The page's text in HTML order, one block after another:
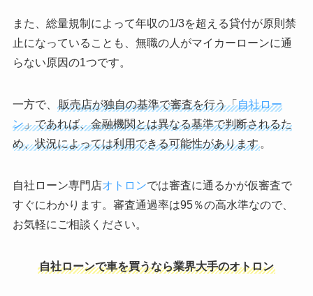
また、総量規制によって年収の1/3を超える貸付が原則禁
止になっていることも、無職の人がマイカーローンに通
らない原因の1つです。
一方で、 販売店が独自の基準で審査を行う「自社ロー
ン」であれば、金融機関とは異なる基準で判断されるた
め、状況によっては利用できる可能性があります。
自社ローン専門店オトロンでは審査に通るかが仮審査で
すぐにわかります。審査通過率は95％の高水準なので、
お気軽にご相談ください。
自社ローンで車を買うなら業界大手のオトロン